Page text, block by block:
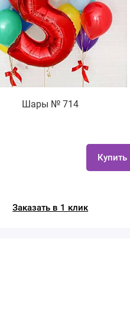
Шары № 714
Купить
Заказать в 1 клик